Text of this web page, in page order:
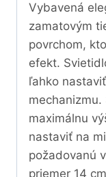
Vybavená
zamatovým
povrchom,
efekt.
ľahko
maximálnu
nastaviť na
požadovanú
priemer 14